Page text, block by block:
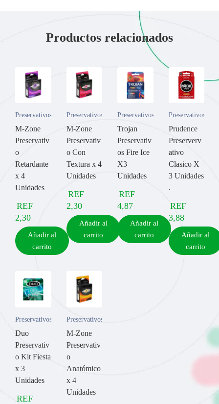
Productos relacionados
Preservativos
M-Zone
Preservativ
o
Retardante
x 4
Unidades
REF
2,30
Añadir al
carrito
Preservativos
M-Zone
Preservativ
o Con
Textura x 4
Unidades
REF
2,30
Añadir al
carrito
Preservativos
Trojan
Preservativ
os Fire Ice
X3
Unidades
REF
4,87
Añadir al
carrito
Preservativos
Prudence
Preserverv
ativo
Clasico X
3 Unidades
.
REF
3,88
Añadir al
carrito
Preservativos
Duo
Preservativ
o Kit Fiesta
x 3
Unidades
REF
Preservativos
M-Zone
Preservativ
o
Anatómico
x 4
Unidades